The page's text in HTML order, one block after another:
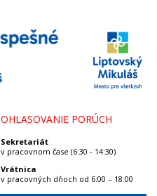
OHLASOVANIE PORÚCH
Sekretariát
v pracovnom čase (6:30 - 14:30)
Vrátnica
v pracovných dňoch od 6:00 – 18:00